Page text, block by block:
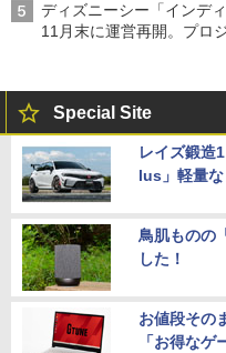
ディズニーシー「インデ
11月末に運営再開。プロ
Special Site
レイズ鍛造
lus」軽量
鳥肌ものの
した！
お値段その
「お得なゲ